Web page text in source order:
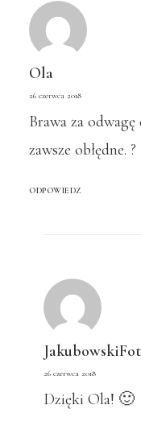
Ola
26 czerwca 2018
Brawa za
zawsze obłędne. ?
ODPOWIEDZ
26 czerwca 2018
Dzięki Ola! 🙂